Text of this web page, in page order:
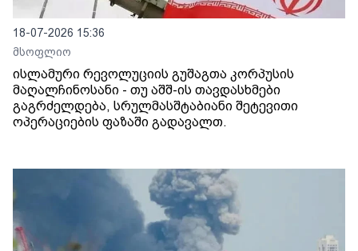
18-07-2026 15:36
მსოფლიო
ისლამური რევოლუციის გუშაგთა კორპუსის
მაღალჩინოსანი - თუ აშშ-ის თავდასხმები
გაგრძელდება, სრულმასშტაბიანი შეტევითი
ოპერაციების ფაზაში გადავალთ.